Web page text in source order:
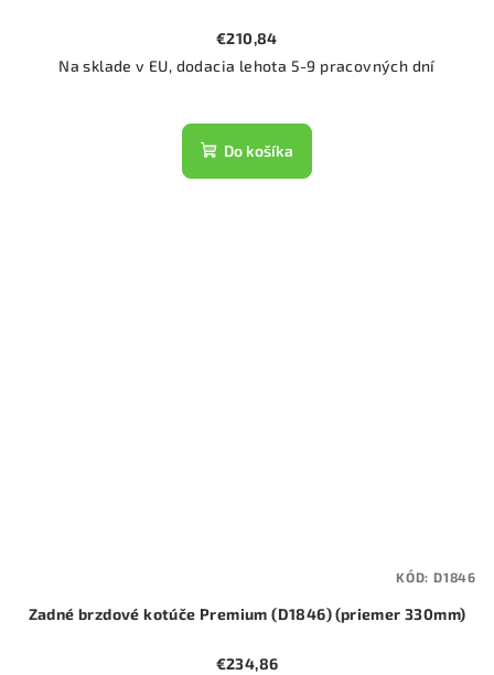
€210,84
Na sklade v EU, dodacia lehota 5-9 pracovných dní
Do košíka
Zadné brzdové kotúče Premium (D1846) (priemer 330mm)
€234,86
KÓD: D1846